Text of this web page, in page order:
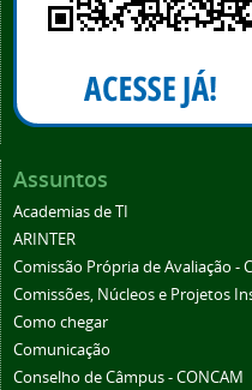
Assuntos
Academias de TI
ARINTER
Comissão Própria de Avaliação -
Comissões, Núcleos e Projetos
Como chegar
Comunicação
Conselho de Câmpus - CONCAM